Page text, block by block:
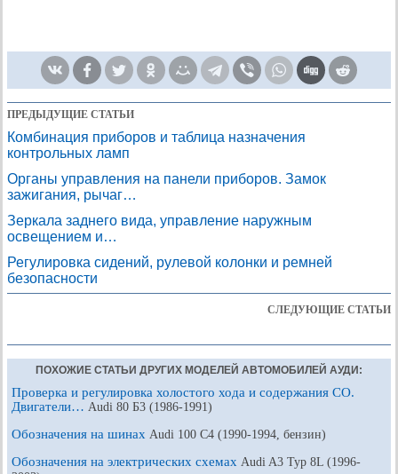
ПРЕДЫДУЩИЕ СТАТЬИ
Комбинация приборов и таблица назначения
контрольных ламп
Органы управления на панели приборов. Замок
зажигания, рычаг…
Зеркала заднего вида, управление наружным
освещением и…
Регулировка сидений, рулевой колонки и ремней
безопасности
СЛЕДУЮЩИЕ СТАТЬИ
ПОХОЖИЕ СТАТЬИ ДРУГИХ МОДЕЛЕЙ АВТОМОБИЛЕЙ АУДИ:
Проверка и регулировка холостого хода и содержания СО.
Двигатели… Audi 80 Б3 (1986-1991)
Обозначения на шинах Audi 100 С4 (1990-1994, бензин)
Обозначения на электрических схемах Audi A3 Typ 8L (1996-